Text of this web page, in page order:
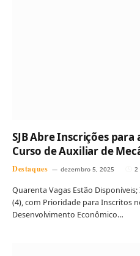
SJB Abre Inscrições para
Curso de Auxiliar de
Destaques dezembro 5, 2025 2
Quarenta Vagas Estão
(4), com Prioridade para Inscritos
Desenvolvimento Econômico…